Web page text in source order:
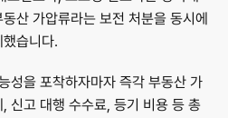
산 가압류라는 보전 처분을 동시에
습니다.
성을 포착하자마자 즉각 부동산 가
신고 대행 수수료, 등기 비용 등 총